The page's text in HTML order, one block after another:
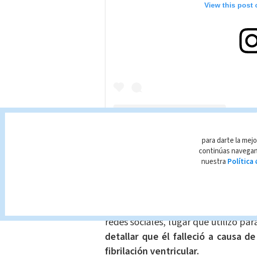
View this post
A post shared by
la
redes sociales, lugar que utilizó
detallar que él falleció a causa
fibrilación ventricular.
para darte la
continúas
nuestra Política